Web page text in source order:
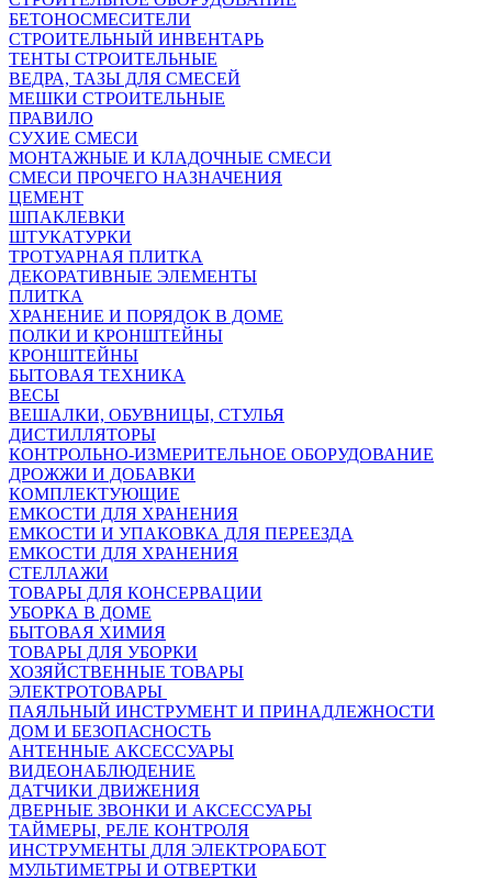
БЕТОНОСМЕСИТЕЛИ
СТРОИТЕЛЬНЫЙ ИНВЕНТАРЬ
ТЕНТЫ СТРОИТЕЛЬНЫЕ
ВЕДРА, ТАЗЫ ДЛЯ СМЕСЕЙ
МЕШКИ СТРОИТЕЛЬНЫЕ
ПРАВИЛО
СУХИЕ СМЕСИ
МОНТАЖНЫЕ И КЛАДОЧНЫЕ СМЕСИ
СМЕСИ ПРОЧЕГО НАЗНАЧЕНИЯ
ЦЕМЕНТ
ШПАКЛЕВКИ
ШТУКАТУРКИ
ТРОТУАРНАЯ ПЛИТКА
ДЕКОРАТИВНЫЕ ЭЛЕМЕНТЫ
ПЛИТКА
ХРАНЕНИЕ И ПОРЯДОК В ДОМЕ
ПОЛКИ И КРОНШТЕЙНЫ
КРОНШТЕЙНЫ
БЫТОВАЯ ТЕХНИКА
ВЕСЫ
ВЕШАЛКИ, ОБУВНИЦЫ, СТУЛЬЯ
ДИСТИЛЛЯТОРЫ
КОНТРОЛЬНО-ИЗМЕРИТЕЛЬНОЕ ОБОРУДОВАНИЕ
ДРОЖЖИ И ДОБАВКИ
КОМПЛЕКТУЮЩИЕ
ЕМКОСТИ ДЛЯ ХРАНЕНИЯ
ЕМКОСТИ И УПАКОВКА ДЛЯ ПЕРЕЕЗДА
ЕМКОСТИ ДЛЯ ХРАНЕНИЯ
СТЕЛЛАЖИ
ТОВАРЫ ДЛЯ КОНСЕРВАЦИИ
УБОРКА В ДОМЕ
БЫТОВАЯ ХИМИЯ
ТОВАРЫ ДЛЯ УБОРКИ
ХОЗЯЙСТВЕННЫЕ ТОВАРЫ
ЭЛЕКТРОТОВАРЫ
ПАЯЛЬНЫЙ ИНСТРУМЕНТ И ПРИНАДЛЕЖНОСТИ
ДОМ И БЕЗОПАСНОСТЬ
АНТЕННЫЕ АКСЕССУАРЫ
ВИДЕОНАБЛЮДЕНИЕ
ДАТЧИКИ ДВИЖЕНИЯ
ДВЕРНЫЕ ЗВОНКИ И АКСЕССУАРЫ
ТАЙМЕРЫ, РЕЛЕ КОНТРОЛЯ
ИНСТРУМЕНТЫ ДЛЯ ЭЛЕКТРОРАБОТ
МУЛЬТИМЕТРЫ И ОТВЕРТКИ